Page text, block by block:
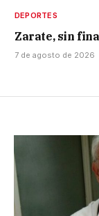
DEPORTES
Zarate, sin
7 de agosto de 2026